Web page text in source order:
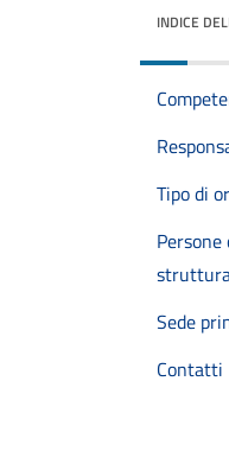
INDICE
Tipo di
Sede
Contatti